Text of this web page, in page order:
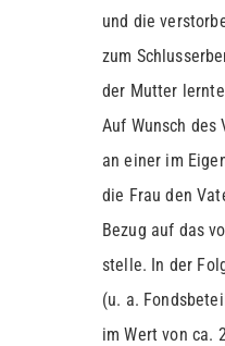
und die
zum
der Mutter
Auf Wunsch
an einer im
die Frau den
Bezug auf das
stelle. In der
(u. a.
im Wert von ca.